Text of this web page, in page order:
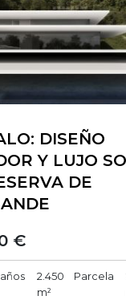
DISEÑO
Y LUJO
DE
€
2.450
m²
Parcela